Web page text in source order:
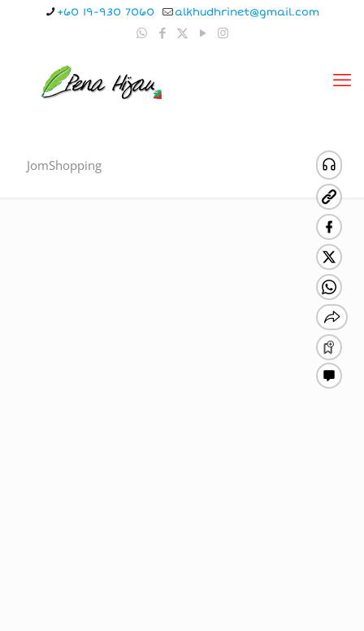
+60 19-930 7060 alkhudhrinet@gmail.com
JomShopping